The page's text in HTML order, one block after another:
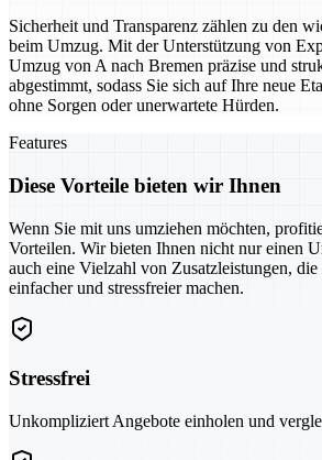
Sicherheit und Transparenz zählen zu den
beim Umzug. Mit der Unterstützung von
Umzug von A nach Bremen präzise und
abgestimmt, sodass Sie sich auf Ihre neue
ohne Sorgen oder unerwartete Hürden.
Features
Diese Vorteile bieten wir Ihnen
Wenn Sie mit uns umziehen möchten,
Vorteilen. Wir bieten Ihnen nicht nur einen
auch eine Vielzahl von Zusatzleistungen,
einfacher und stressfreier machen.
Stressfrei
Unkompliziert Angebote einholen und